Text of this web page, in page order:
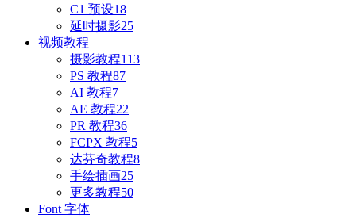
C1 预设18
延时摄影25
视频教程
摄影教程113
PS 教程87
AI 教程7
AE 教程22
PR 教程36
FCPX 教程5
达芬奇教程8
手绘插画25
更多教程50
Font 字体